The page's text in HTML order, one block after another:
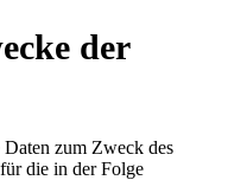
der
zum Zweck des
die in der Folge